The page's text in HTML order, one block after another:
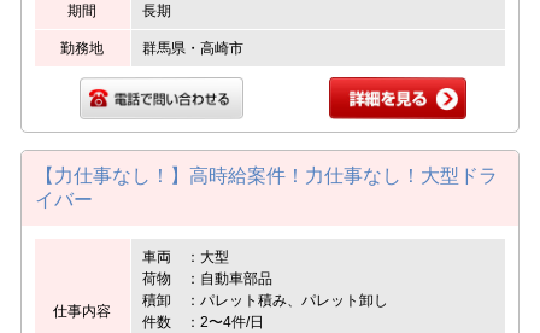
期間 長期
勤務地 群馬県・高崎市
【力仕事なし！】高時給案件！力仕事なし！大型ドラ
イバー
仕事内容
車両 ：大型
荷物 ：自動車部品
積卸 ：パレット積み、パレット卸し
件数 ：2〜4件/日